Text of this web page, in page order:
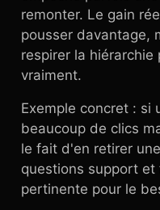
remonter. Le gain
pousser davantage,
respirer la
vraiment.
Exemple concret : si
beaucoup de clics
le fait d'en retirer
questions support
pertinente pour le